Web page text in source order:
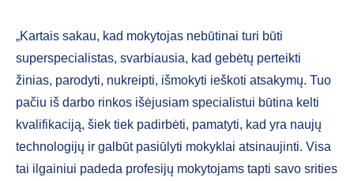
„Kartais sakau, kad mokytojas nebūtinai turi būti
superspecialistas, svarbiausia, kad gebėtų perteikti
žinias, parodyti, nukreipti, išmokyti ieškoti atsakymų. Tuo
pačiu iš darbo rinkos išėjusiam specialistui būtina kelti
kvalifikaciją, šiek tiek padirbėti, pamatyti, kad yra naujų
technologijų ir galbūt pasiūlyti mokyklai atsinaujinti. Visa
tai ilgainiui padeda profesijų mokytojams tapti savo srities